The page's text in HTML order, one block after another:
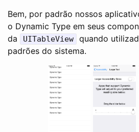
Bem, por padrão nossos
o Dynamic Type em seus
da
UITableView
quando
padrões do sistema.